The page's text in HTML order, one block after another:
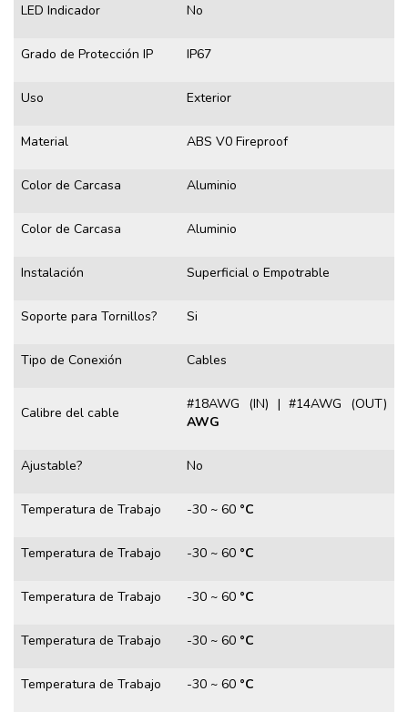
LED Indicador No
Grado de Protección IP IP67
Uso Exterior
Material ABS V0 Fireproof
Color de Carcasa Aluminio
Color de Carcasa Aluminio
Instalación Superficial o Empotrable
Soporte para Tornillos? Si
Tipo de Conexión Cables
Calibre del cable
#18AWG (IN) | #14AWG (OUT)
AWG
Ajustable? No
Temperatura de Trabajo -30 ~ 60 °C
Temperatura de Trabajo -30 ~ 60 °C
Temperatura de Trabajo -30 ~ 60 °C
Temperatura de Trabajo -30 ~ 60 °C
Temperatura de Trabajo -30 ~ 60 °C